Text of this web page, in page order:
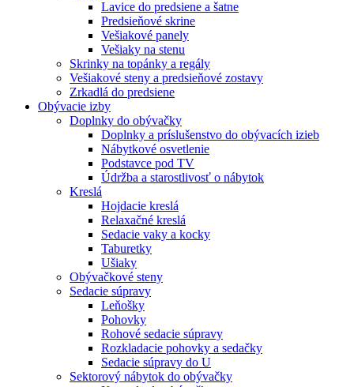
Lavice do predsiene a šatne
Predsieňové skrine
Vešiakové panely
Vešiaky na stenu
Skrinky na topánky a regály
Vešiakové steny a predsieňové zostavy
Zrkadlá do predsiene
Obývacie izby
Doplnky do obývačky
Doplnky a príslušenstvo do obývacích izieb
Nábytkové osvetlenie
Podstavce pod TV
Údržba a starostlivosť o nábytok
Kreslá
Hojdacie kreslá
Relaxačné kreslá
Sedacie vaky a kocky
Taburetky
Ušiaky
Obývačkové steny
Sedacie súpravy
Leňošky
Pohovky
Rohové sedacie súpravy
Rozkladacie pohovky a sedačky
Sedacie súpravy do U
Sektorový nábytok do obývačky